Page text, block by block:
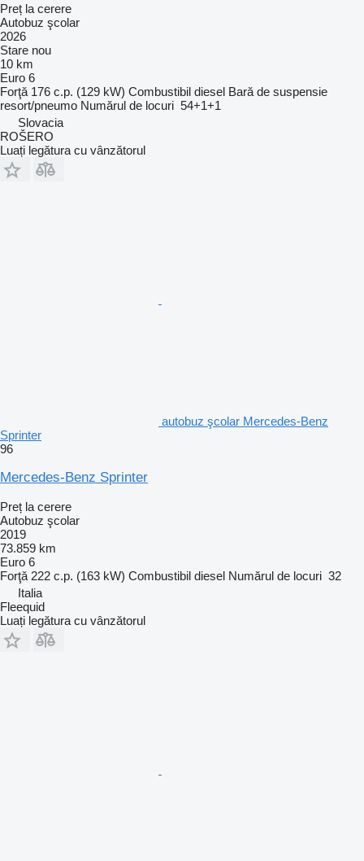
Preț la cerere
Autobuz şcolar
2026
Stare nou
10 km
Euro 6
Forţă 176 c.p. (129 kW) Combustibil diesel Bară de suspensie
resort/pneumo Numărul de locuri 54+1+1
Slovacia
ROŠERO
Luați legătura cu vânzătorul
autobuz şcolar Mercedes-Benz
Sprinter
96
Mercedes-Benz Sprinter
Preț la cerere
Autobuz şcolar
2019
73.859 km
Euro 6
Forţă 222 c.p. (163 kW) Combustibil diesel Numărul de locuri 32
Italia
Fleequid
Luați legătura cu vânzătorul